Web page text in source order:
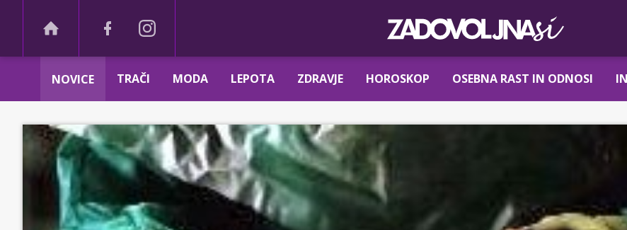
NOVICE TRAČI MODA LEPOTA ZDRAVJE HOROSKOP OSEBNA RAST IN ODNOSI